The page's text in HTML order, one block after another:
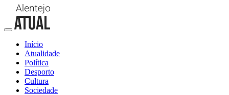
Início
Atualidade
Política
Desporto
Cultura
Sociedade